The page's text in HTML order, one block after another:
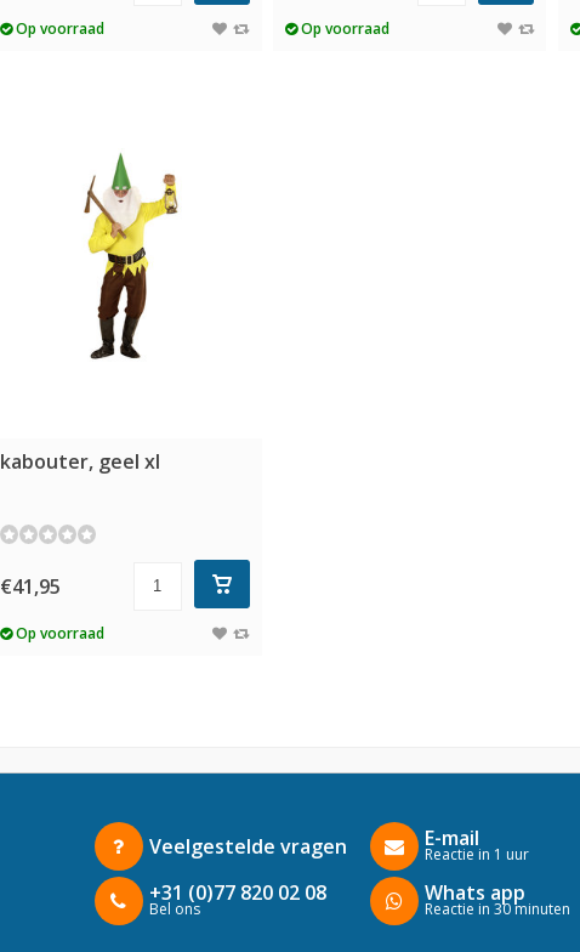
Op voorraad Op voorraad
kabouter, geel xl
€41,95
Op voorraad
Veelgestelde vragen
+31 (0)77 820 02 08
Bel ons
E-mail
Reactie in 1 uur
Whats app
Reactie in 30 minuten